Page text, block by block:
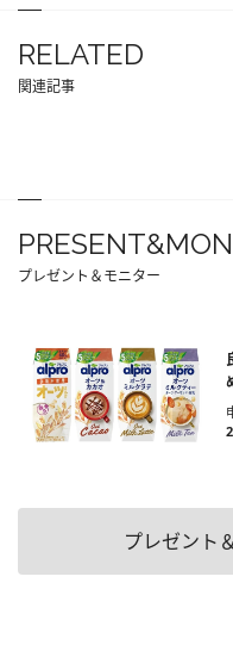
RELATED
関連記事
プレゼント＆モニター
プレゼント